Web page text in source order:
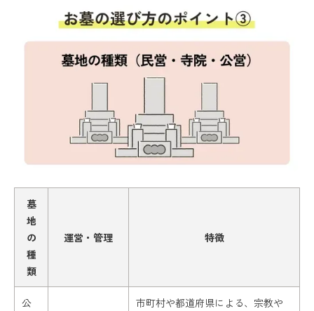
墓
地
の
種
類
運営・管理 特徴
公
市町村や都道府県による、宗教や